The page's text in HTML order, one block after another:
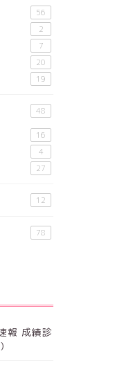
56
2
7
20
19
48
16
4
27
12
78
報 成績診